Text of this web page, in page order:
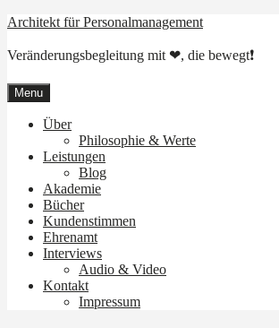
Skip
content
Architekt für Personalmanagement
Veränderungsbegleitung mit ❤, die bewegt❗
Menu
Über
Philosophie & Werte
Leistungen
Blog
Akademie
Bücher
Kundenstimmen
Ehrenamt
Interviews
Audio & Video
Kontakt
Impressum